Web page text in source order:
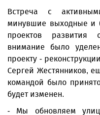
Встреча с
минувшие выходные и
проектов развития
внимание было
проекту -
Сергей Жестянников,
командой было
будет изменен.
- Мы обновляем